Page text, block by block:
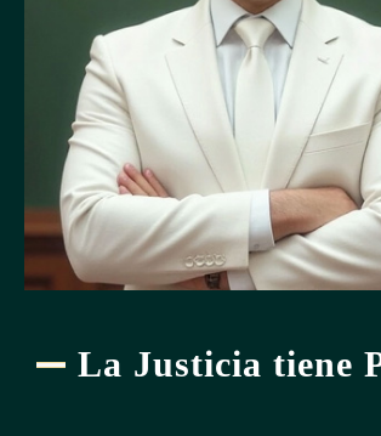
La Justicia tiene